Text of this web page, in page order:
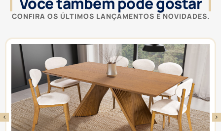
CONFIRA OS ÚLTIMOS LANÇAMENTOS E NOVIDADES.